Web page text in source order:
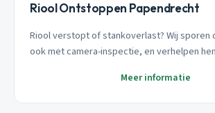
Riool Ontstoppen Papendrecht
Riool verstopt of stankoverlast? Wij sporen
ook met camera-inspectie, en verhelpen
Meer informatie